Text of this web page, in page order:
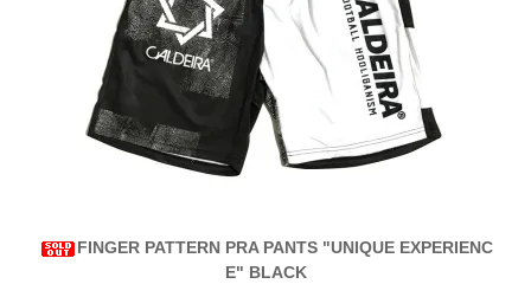
FINGER PATTERN PRA PANTS "UNIQUE EXPERIENC
E" BLACK